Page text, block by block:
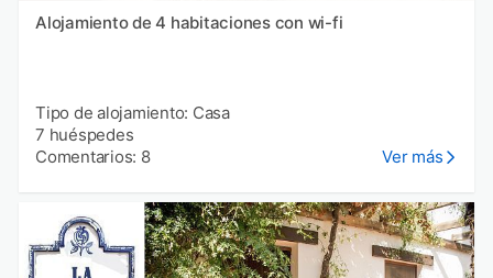
Alojamiento de 4 habitaciones con wi-fi
Tipo de alojamiento: Casa
7 huéspedes
Comentarios: 8
Ver más